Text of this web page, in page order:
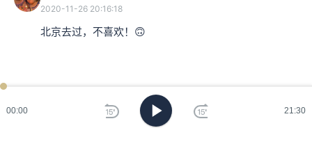
00:00 21:30
2020-11-26 20:16:18
北京去过，不喜欢！🙃